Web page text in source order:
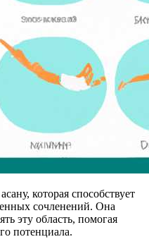
которая способствует
сочленений. Она
эту область, помогая
потенциала.